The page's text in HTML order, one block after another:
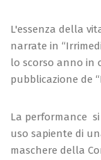
L'essenza della
narrate in
lo scorso anno in
pubblicazione de
La performance
uso sapiente di
maschere della